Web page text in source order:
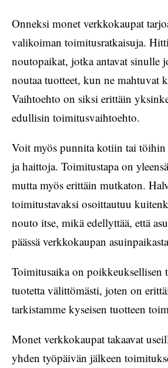
Onneksi monet verkkokaupat
valikoiman toimitusratkaisuja.
noutopaikat, jotka antavat sinulle
noutaa tuotteet, kun ne mahtuvat
Vaihtoehto on siksi erittäin
edullisin toimitusvaihtoehto.
Voit myös punnita kotiin tai
ja haittoja. Toimitustapa on
mutta myös erittäin mutkaton.
toimitustavaksi osoittautuu
nouto itse, mikä edellyttää, että
päässä verkkokaupan
Toimitusaika on poikkeuksellisen
tuotetta välittömästi, joten on
tarkistamme kyseisen tuotteen
Monet verkkokaupat takaavat
yhden työpäivän jälkeen